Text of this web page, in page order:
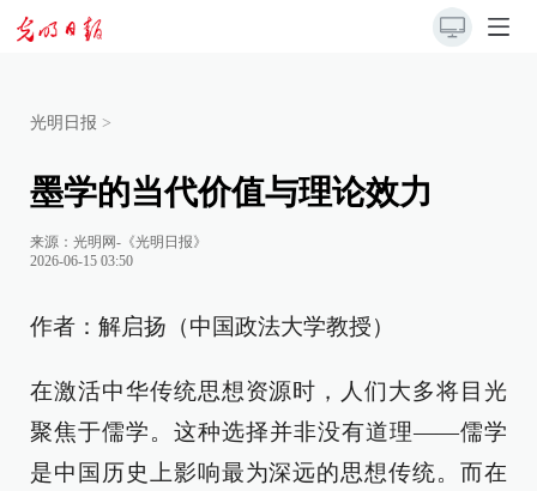
光明日报 >
墨学的当代价值与理论效力
来源： 光明网-《光明日报》
2026-06-15 03:50
作者：解启扬（中国政法大学教授）
在激活中华传统思想资源时，人们大多将目光
聚焦于儒学。这种选择并非没有道理——儒学
是中国历史上影响最为深远的思想传统。而在